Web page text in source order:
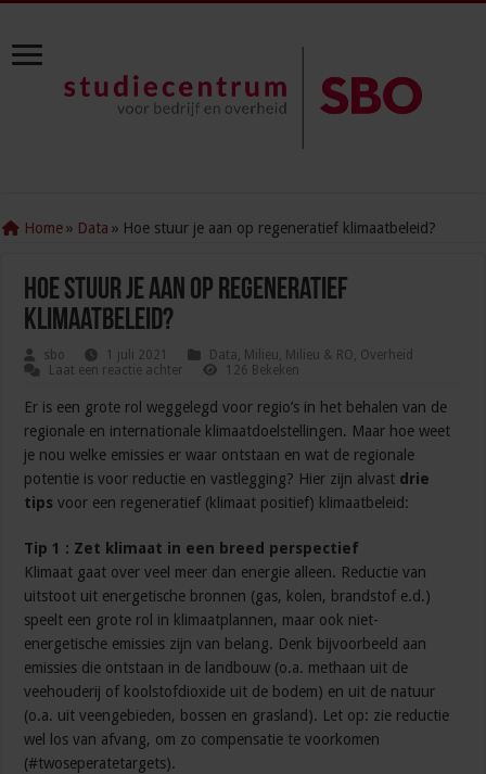
Home » Data » Hoe stuur je aan op regeneratief klimaatbeleid?
Hoe stuur je aan op regeneratief
klimaatbeleid?
sbo 1 juli 2021 Data, Milieu, Milieu & RO, Overheid
Laat een reactie achter
126 Bekeken
Er is een grote rol weggelegd voor regio’s in het behalen van de
regionale en internationale klimaatdoelstellingen. Maar hoe weet
je nou welke emissies er waar ontstaan en wat de regionale
potentie is voor reductie en vastlegging? Hier zijn alvast drie
tipsvoor een regeneratief (klimaat positief) klimaatbeleid:
Tip 1 : Zet klimaat in een breed perspectief
Klimaat gaat over veel meer dan energie alleen. Reductie van
uitstoot uit energetische bronnen (gas, kolen, brandstof e.d.)
speelt een grote rol in klimaatplannen, maar ook niet-
energetische emissies zijn van belang. Denk bijvoorbeeld aan
emissies die ontstaan in de landbouw (o.a. methaan uit de
veehouderij of koolstofdioxide uit de bodem) en uit de natuur
(o.a. uit veengebieden, bossen en grasland). Let op: zie reductie
wel los van afvang, om zo compensatie te voorkomen
(#twoseperatetargets).